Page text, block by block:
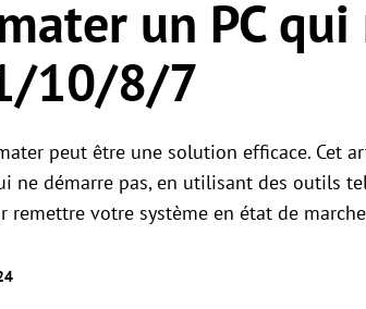
un PC
10/8/7
peut être une solution efficace. Cet
ne démarre pas, en utilisant des outils
votre système en état de